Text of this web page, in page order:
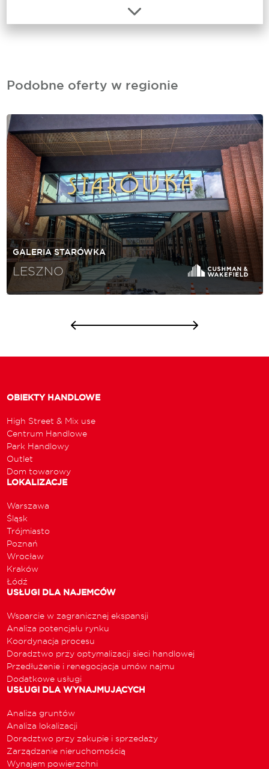
Podobne oferty w regionie
GALERIA STARÓWKA
LESZNO
OBIEKTY HANDLOWE
High Street & Mix use
Centrum Handlowe
Park Handlowy
Outlet
Dom towarowy
LOKALIZACJE
Warszawa
Śląsk
Trójmiasto
Poznań
Wrocław
Kraków
Łódź
USŁUGI DLA NAJEMCÓW
Wsparcie w zagranicznej ekspansji
Analiza potencjału rynku
Koordynacja procesu
Doradztwo przy optymalizacji sieci handlowej
Przedłużenie i renegocjacja umów najmu
Dodatkowe usługi
USŁUGI DLA WYNAJMUJĄCYCH
Analiza gruntów
Analiza lokalizacji
Doradztwo przy zakupie i sprzedaży
Zarządzanie nieruchomością
Wynajem powierzchni